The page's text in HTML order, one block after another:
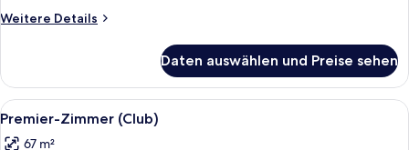
Weitere Details
Weitere
Zimmer,
Poolblick
(Palace)
Daten auswählen und Preise sehen
Alle
Fotos
Ein Hotelzimmer mit einem Bett,
6
Premier-Zimmer (Club)
67 m²